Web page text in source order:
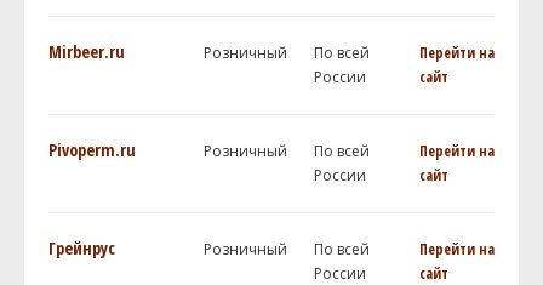
Mirbeer.ru Розничный
По всей
России
Перейти на
сайт
Pivoperm.ru Розничный
По всей
России
Перейти на
сайт
Грейнрус Розничный
По всей
России
Перейти на
сайт